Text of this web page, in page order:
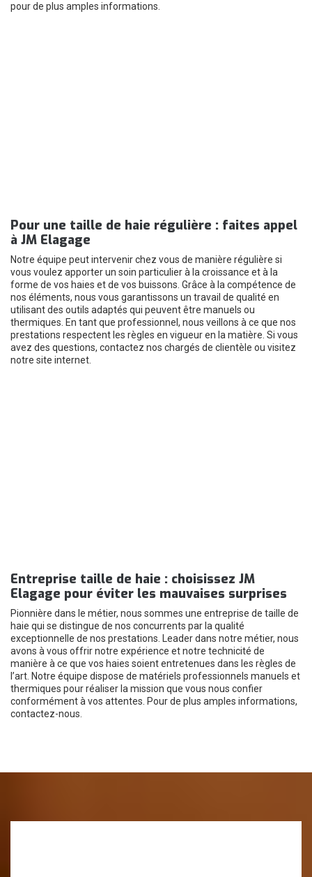
pour de plus amples informations.
Pour une taille de haie régulière : faites appel
à JM Elagage
Notre équipe peut intervenir chez vous de manière régulière si
vous voulez apporter un soin particulier à la croissance et à la
forme de vos haies et de vos buissons. Grâce à la compétence de
nos éléments, nous vous garantissons un travail de qualité en
utilisant des outils adaptés qui peuvent être manuels ou
thermiques. En tant que professionnel, nous veillons à ce que nos
prestations respectent les règles en vigueur en la matière. Si vous
avez des questions, contactez nos chargés de clientèle ou visitez
notre site internet.
Entreprise taille de haie : choisissez JM
Elagage pour éviter les mauvaises surprises
Pionnière dans le métier, nous sommes une entreprise de taille de
haie qui se distingue de nos concurrents par la qualité
exceptionnelle de nos prestations. Leader dans notre métier, nous
avons à vous offrir notre expérience et notre technicité de
manière à ce que vos haies soient entretenues dans les règles de
l’art. Notre équipe dispose de matériels professionnels manuels et
thermiques pour réaliser la mission que vous nous confier
conformément à vos attentes. Pour de plus amples informations,
contactez-nous.